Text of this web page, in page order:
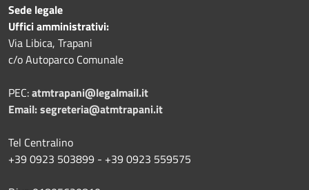
Sede legale
Uffici amministrativi:
Via Libica, Trapani
c/o Autoparco Comunale
PEC:atmtrapani@legalmail.it
Email:segreteria@atmtrapani.it
Tel Centralino
+39 0923 503899 - +39 0923 559575